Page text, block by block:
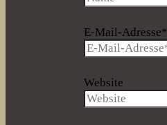
E-Mail-Adresse*
Website